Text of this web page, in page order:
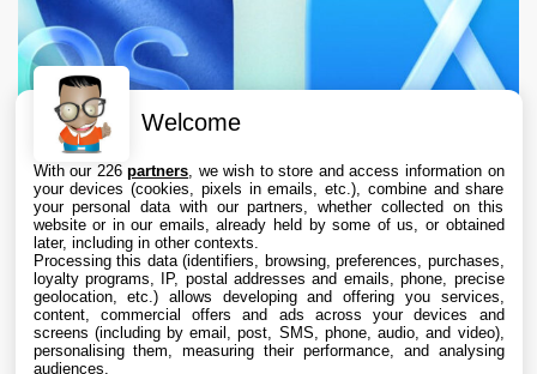
L’App Store est en panne pour plusieurs
utilisateurs, selon Apple
Welcome
With our 226partners , we wish to store and access information on
your devices (cookies, pixels in emails, etc.), combine and share
your personal data with our partners, whether collected on this
website or in our emails, already held by some of us, or obtained
later, including in other contexts.
Processing this data (identifiers, browsing, preferences, purchases,
loyalty programs, IP, postal addresses and emails, phone, precise
geolocation, etc.) allows developing and offering you services,
content, commercial offers and ads across your devices and
screens (including by email, post, SMS, phone, audio, and video),
personalising them, measuring their performance, and analysing
audiences.